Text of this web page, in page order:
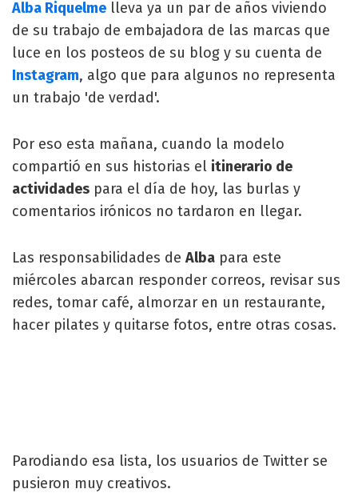
Alba Riquelme lleva ya un par de años viviendo
de su trabajo de embajadora de las marcas que
luce en los posteos de su blog y su cuenta de
Instagram, algo que para algunos no representa
un trabajo 'de verdad'.
Por eso esta mañana, cuando la modelo
compartió en sus historias el itinerario de
actividades para el día de hoy, las burlas y
comentarios irónicos no tardaron en llegar.
Las responsabilidades de Alba para este
miércoles abarcan responder correos, revisar sus
redes, tomar café, almorzar en un restaurante,
hacer pilates y quitarse fotos, entre otras cosas.
Parodiando esa lista, los usuarios de Twitter se
pusieron muy creativos.